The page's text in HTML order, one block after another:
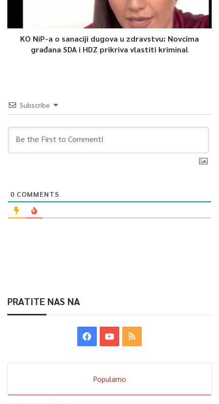
KO NiP-a o sanaciji dugova u zdravstvu: Novcima
građana SDA i HDZ prikriva vlastiti kriminal
Subscribe
0 COMMENTS
PRATITE NAS NA
Popularno